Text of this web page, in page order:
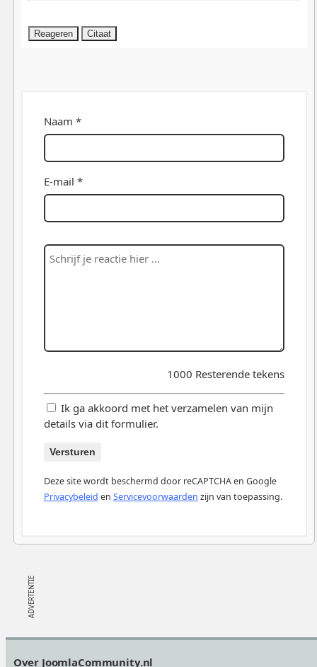
Reageren Citaat
Naam *
E-mail *
1000 Resterende tekens
Ik ga akkoord met het verzamelen van mijn
details via dit formulier.
Versturen
Deze site wordt beschermd door reCAPTCHA en Google
Privacybeleid en Servicevoorwaarden zijn van toepassing.
Over JoomlaCommunity.nl